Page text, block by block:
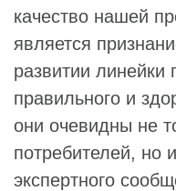
качество нашей
является
развитии линейки
правильного и
они очевидны не
потребителей, но
экспертного